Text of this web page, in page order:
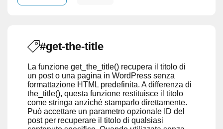
#get-the-title
La funzione get_the_title() recupera il titolo di
un post o una pagina in WordPress senza
formattazione HTML predefinita. A differenza di
the_title(), questa funzione restituisce il titolo
come stringa anziché stamparlo direttamente.
Può accettare un parametro opzionale ID del
post per recuperare il titolo di qualsiasi